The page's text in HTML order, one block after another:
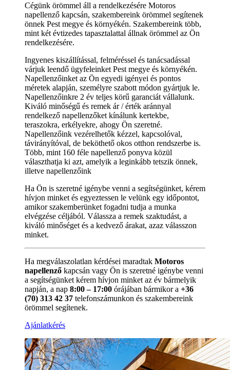
Cégünk örömmel áll a rendelkezésére Motoros
napellenző kapcsán, szakembereink örömmel segítenek
önnek Pest megye és környékén. Szakembereink több,
mint két évtizedes tapasztalattal állnak örömmel az Ön
rendelkezésére.
Ingyenes kiszállítással, felméréssel és tanácsadással
várjuk leendő ügyfeleinket Pest megye és környékén.
Napellenzőinket az Ön egyedi igényei és pontos
méretek alapján, személyre szabott módon gyártjuk le.
Napellenzőinkre 2 év teljes körű garanciát vállalunk.
Kiváló minőségű és remek ár / érték aránnyal
rendelkező napellenzőket kínálunk kertekbe,
teraszokra, erkélyekre, ahogy Ön szeretné.
Napellenzőink vezérelhetők kézzel, kapcsolóval,
távirányítóval, de beköthető okos otthon rendszerbe is.
Több, mint 160 féle napellenző ponyva közül
választhatja ki azt, amelyik a leginkább tetszik önnek,
illetve napellenzőink
Ha Ön is szeretné igénybe venni a segítségünket, kérem
hívjon minket és egyeztessen le velünk egy időpontot,
amikor szakemberünket fogadni tudja a munka
elvégzése céljából. Válassza a remek szaktudást, a
kiváló minőséget és a kedvező árakat, azaz válasszon
minket.
Ha megválaszolatlan kérdései maradtak Motoros
napellenző kapcsán vagy Ön is szeretné igénybe venni
a segítségünket kérem hívjon minket az év bármelyik
napján, a nap 8:00 – 17:00 órájában bármikor a +36
(70) 313 42 37 telefonszámunkon és szakembereink
örömmel segítenek.
Ajánlatkérés